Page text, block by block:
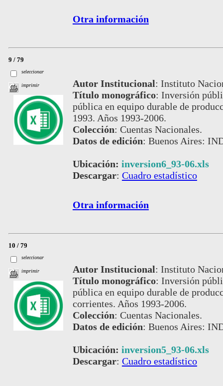
Otra información
9 / 79
seleccionar
imprimir Autor Institucional: Instituto
Título monográfico: Inversión
pública en equipo durable de
1993. Años 1993-2006.
Colección: Cuentas Nacionales.
Datos de edición: Buenos Aires:
Ubicación: inversion6_93-06.xls
Descargar: Cuadro estadístico
Otra información
10 / 79
seleccionar
imprimir Autor Institucional: Instituto
Título monográfico: Inversión
pública en equipo durable de
corrientes. Años 1993-2006.
Colección: Cuentas Nacionales.
Datos de edición: Buenos Aires:
Ubicación: inversion5_93-06.xls
Descargar: Cuadro estadístico